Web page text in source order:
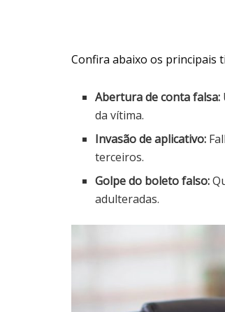
Confira abaixo os principais
Abertura de conta falsa:
da vítima.
Invasão de aplicativo:
terceiros.
Golpe do boleto falso:
adulteradas.